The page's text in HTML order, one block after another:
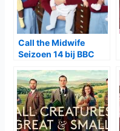
Call the Midwife
Seizoen 14 bij BBC
Uitdagingen in een
Veranderende Tijd